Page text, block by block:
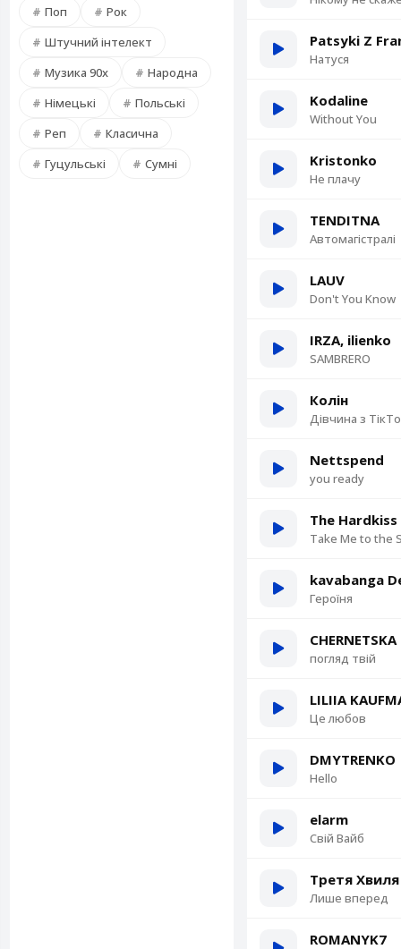
Поп
Рок
Штучний інтелект
Музика 90х
Народна
Німецькі
Польські
Реп
Класична
Гуцульські
Сумні
Patsyki Z
Натуся
Kodaline
Without You
Kristonko
Не плачу
TENDITNA
Автомагістралі
LAUV
Don't You Know
IRZA, ilienko
SAMBRERO
Колін
Дівчина з
Nettspend
you ready
The Hardkiss
Take Me to the
kavabanga
Героїня
CHERNETSKA
погляд твій
LILIIA
Це любов
DMYTRENKO
Hello
elarm
Свій Вайб
Третя Хвиля
Лише вперед
ROMANYK7